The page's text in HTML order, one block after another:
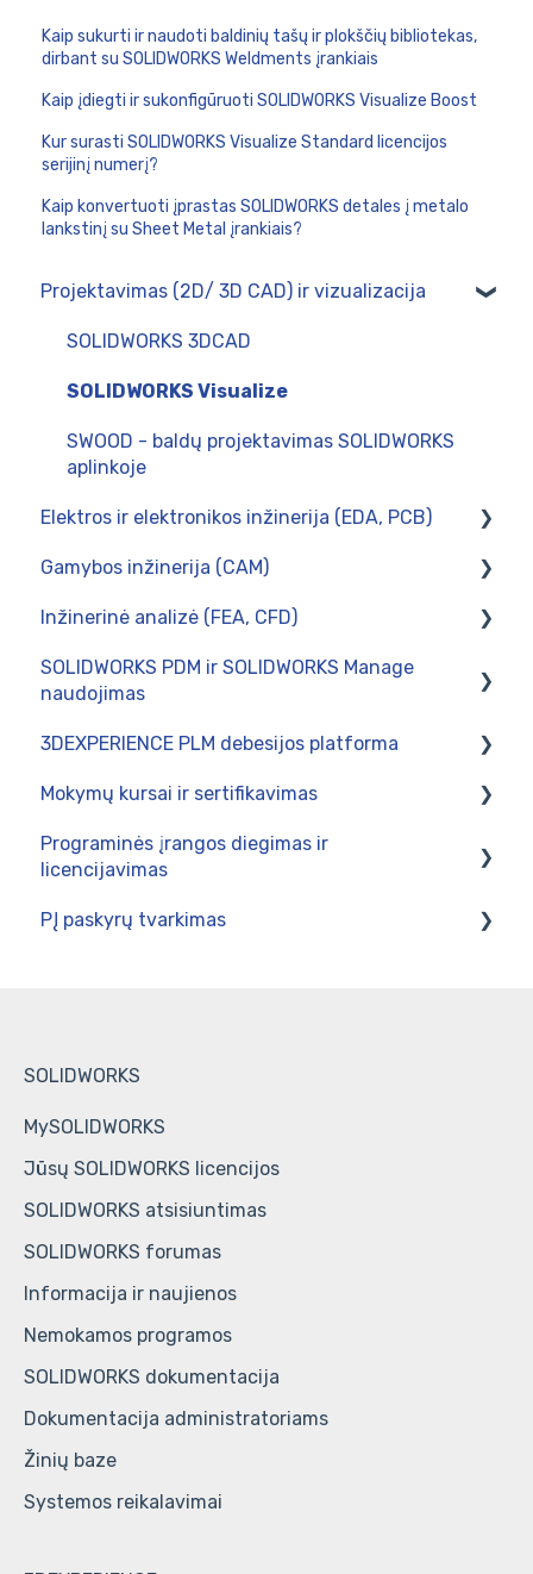
Kaip sukurti ir naudoti baldinių tašų ir plokščių bibliotekas,
dirbant su SOLIDWORKS Weldments įrankiais
Kaip įdiegti ir sukonfigūruoti SOLIDWORKS Visualize Boost
Kur surasti SOLIDWORKS Visualize Standard licencijos
serijinį numerį?
Kaip konvertuoti įprastas SOLIDWORKS detales į metalo
lankstinį su Sheet Metal įrankiais?
Projektavimas (2D/ 3D CAD) ir vizualizacija
SOLIDWORKS 3DCAD
SOLIDWORKS Visualize
SWOOD - baldų projektavimas SOLIDWORKS
aplinkoje
Elektros ir elektronikos inžinerija (EDA, PCB)
CircuitWorks (PCB Connector)
SOLIDWORKS Electrical
Gamybos inžinerija (CAM)
Diegimas
Postprocesoriai
pramonėje
Inžinerinė analizė (FEA, CFD)
Skaičiavimai tinklo kompiuteryje
SOLIDWORKS PDM ir SOLIDWORKS Manage
naudojimas
Naudojimas
Intergravimas su verslo valdymo sistemomis
Administravimas
3DEXPERIENCE PLM debesijos platforma
Naudojimas
Administravimas
Mokymų kursai ir sertifikavimas
SOLIDWORKS 3DCAD mokymų programos
SOLIDWORKS PDM mokymų programos
SOLIDWORKS PLM / 3DEXPERIENCE platforma
SWOOD CAD ir SWOOD CAM mokymų programos
DriveWorks mokymų programos
Programinės įrangos diegimas ir
licencijavimas
SOLIDWORKS / DraftSight Enterprise produktų
SOLIDWORKS / DraftSight Enterprise licencijų
PĮ paskyrų tvarkimas
HCL CAMWorks vartotoju paskyras
DriveWorks vartotoju paskyras
SOLIDWORKS
MySOLIDWORKS
Jūsų SOLIDWORKS licencijos
SOLIDWORKS atsisiuntimas
SOLIDWORKS forumas
Informacija ir naujienos
Nemokamos programos
SOLIDWORKS dokumentacija
Dokumentacija administratoriams
Žinių baze
Systemos reikalavimai